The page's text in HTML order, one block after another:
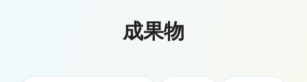
成果物